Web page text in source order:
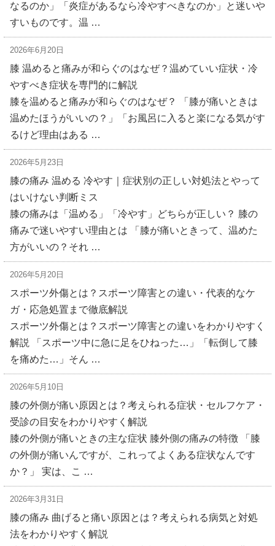
なるのか」「炎症があるなら冷やすべきなのか」と迷いや
すいものです。温 …
2026年6月20日
膝 温めると痛みが和らぐのはなぜ？温めていい症状・冷
やすべき症状を専門的に解説
膝を温めると痛みが和らぐのはなぜ？ 「膝が痛いときは
温めたほうがいいの？」「お風呂に入ると楽になる気がす
るけど理由はある …
2026年5月23日
膝の痛み 温める 冷やす｜症状別の正しい対処法とやって
はいけない判断ミス
膝の痛みは「温める」「冷やす」どちらが正しい？ 膝の
痛みで迷いやすい理由とは 「膝が痛いときって、温めた
方がいいの？それ …
2026年5月20日
スポーツ外傷とは？スポーツ障害との違い・代表的なケ
ガ・応急処置まで徹底解説
スポーツ外傷とは？スポーツ障害との違いをわかりやすく
解説 「スポーツ中に急に足をひねった…」「転倒して膝
を痛めた…」そん …
2026年5月10日
膝の外側が痛い原因とは？考えられる症状・セルフケア・
受診の目安をわかりやすく解説
膝の外側が痛いときの主な症状 膝外側の痛みの特徴 「膝
の外側が痛いんですが、これってよくある症状なんです
か？」 実は、こ …
2026年3月31日
膝の痛み 曲げると痛い原因とは？考えられる病気と対処
法をわかりやすく解説